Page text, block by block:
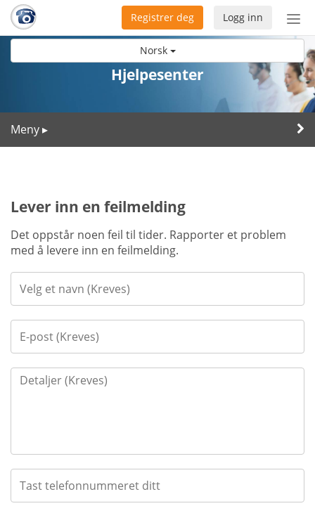
Norsk
Bytt
Logg inn
Registrer deg
Hjelpesenter
Meny ▸
Lever inn en feilmelding
Det oppstår noen feil til tider. Rapporter et problem
med å levere inn en feilmelding.